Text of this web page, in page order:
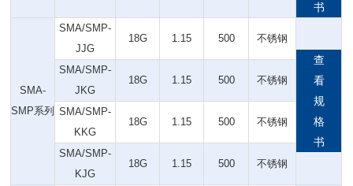
书
SMA-
SMP系列
SMA/SMP-
JJG
18G 1.15 500 不锈钢
查
看
规
格
书
SMA/SMP-
JKG
18G 1.15 500 不锈钢
SMA/SMP-
KKG
18G 1.15 500 不锈钢
SMA/SMP-
KJG
18G 1.15 500 不锈钢